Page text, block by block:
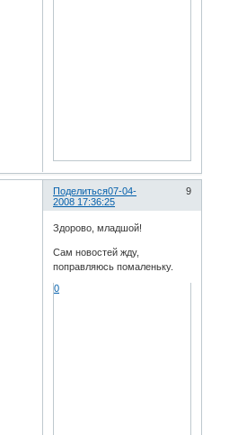
Поделиться 9
07-04-
2008 17:36:25
Здорово, младшой!
Сам новостей жду,
поправляюсь помаленьку.
0